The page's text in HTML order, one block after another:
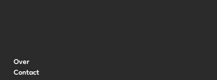
Over
Contact